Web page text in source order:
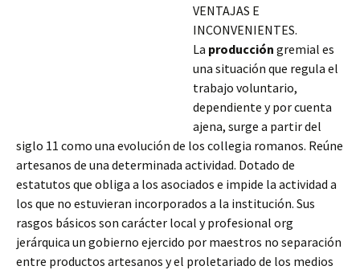
VENTAJAS E
INCONVENIENTES.
La producción gremial es
una situación que regula el
trabajo voluntario,
dependiente y por cuenta
ajena, surge a partir del
siglo 11 como una evolución de los collegia romanos. Reúne
artesanos de una determinada actividad. Dotado de
estatutos que obliga a los asociados e impide la actividad a
los que no estuvieran incorporados a la institución. Sus
rasgos básicos son carácter local y profesional org
jerárquica un gobierno ejercido por maestros no separación
entre productos artesanos y el proletariado de los medios